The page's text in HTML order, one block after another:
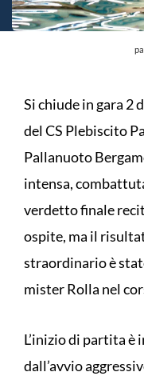
Si chiude in gara 2
del CS Plebiscito
Pallanuoto
intensa,
verdetto finale
ospite, ma il
straordinario è
mister Rolla nel
L’inizio di partita è
dall’avvio